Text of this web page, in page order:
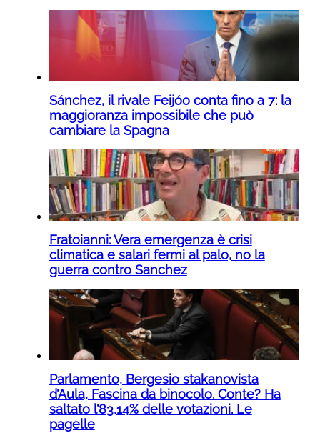
Sánchez, il rivale Feijóo conta fino a 7: la
maggioranza impossibile che può
cambiare la Spagna
Fratoianni: Vera emergenza è crisi
climatica e salari fermi al palo, no la
guerra contro Sanchez
Parlamento, Bergesio stakanovista
d’Aula, Fascina da binocolo. Conte? Ha
saltato l’83,14% delle votazioni. Le
pagelle